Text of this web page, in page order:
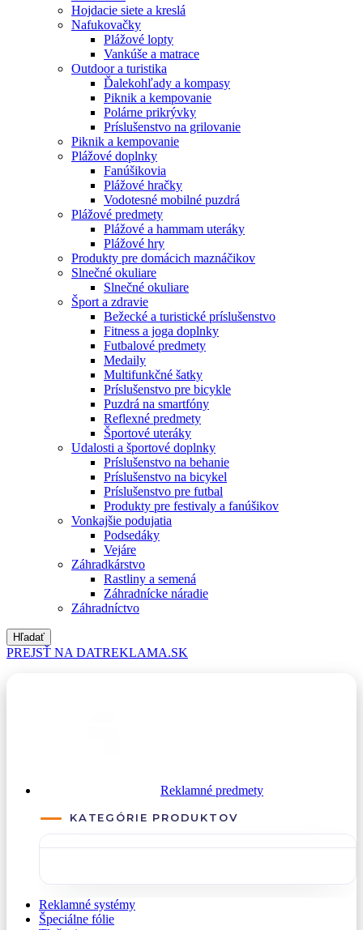
Hojdacie siete a kreslá
Nafukovačky
Plážové lopty
Vankúše a matrace
Outdoor a turistika
Ďalekohľady a kompasy
Piknik a kempovanie
Polárne prikrývky
Príslušenstvo na grilovanie
Piknik a kempovanie
Plážové doplnky
Fanúšikovia
Plážové hračky
Vodotesné mobilné puzdrá
Plážové predmety
Plážové a hammam uteráky
Plážové hry
Produkty pre domácich maznáčikov
Slnečné okuliare
Slnečné okuliare
Šport a zdravie
Bežecké a turistické príslušenstvo
Fitness a joga doplnky
Futbalové predmety
Medaily
Multifunkčné šatky
Príslušenstvo pre bicykle
Puzdrá na smartfóny
Reflexné predmety
Športové uteráky
Udalosti a športové doplnky
Príslušenstvo na behanie
Príslušenstvo na bicykel
Príslušenstvo pre futbal
Produkty pre festivaly a fanúšikov
Vonkajšie podujatia
Podsedáky
Vejáre
Záhradkárstvo
Rastliny a semená
Záhradnícke náradie
Záhradníctvo
Hľadať
PREJSŤ NA DATREKLAMA.SK
Reklamné predmety
KATEGÓRIE PRODUKTOV
Reklamné systémy
Špeciálne fólie